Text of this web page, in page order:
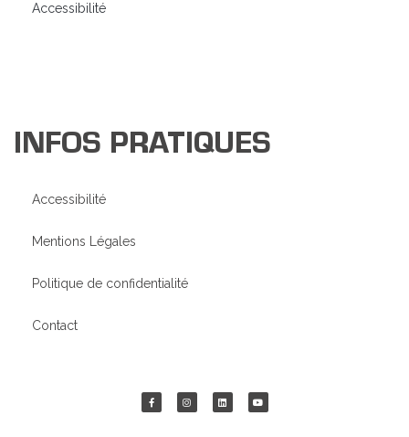
Accessibilité
INFOS PRATIQUES
Accessibilité
Mentions Légales
Politique de confidentialité
Contact